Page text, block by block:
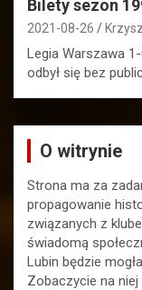
Bilety sezon
2021-08-26
Legia Warszawa
odbył się bez
O witrynie
Strona ma za
propagowanie
związanych z
świadomą
Lubin będzie
Zobaczycie na